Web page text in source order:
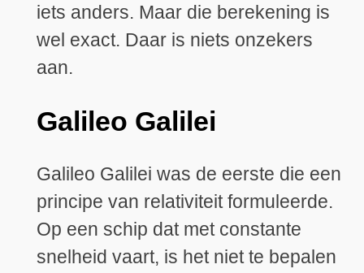
iets anders. Maar die berekening is
wel exact. Daar is niets onzekers
aan.
Galileo Galilei
Galileo Galilei was de eerste die een
principe van relativiteit formuleerde.
Op een schip dat met constante
snelheid vaart, is het niet te bepalen